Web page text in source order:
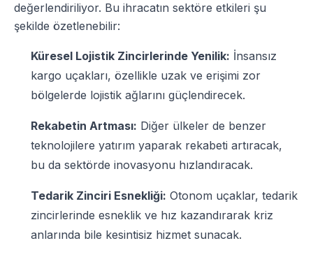
değerlendiriliyor. Bu ihracatın sektöre etkileri şu
şekilde özetlenebilir:
Küresel Lojistik Zincirlerinde Yenilik: İnsansız
kargo uçakları, özellikle uzak ve erişimi zor
bölgelerde lojistik ağlarını güçlendirecek.
Rekabetin Artması: Diğer ülkeler de benzer
teknolojilere yatırım yaparak rekabeti artıracak,
bu da sektörde inovasyonu hızlandıracak.
Tedarik Zinciri Esnekliği: Otonom uçaklar, tedarik
zincirlerinde esneklik ve hız kazandırarak kriz
anlarında bile kesintisiz hizmet sunacak.